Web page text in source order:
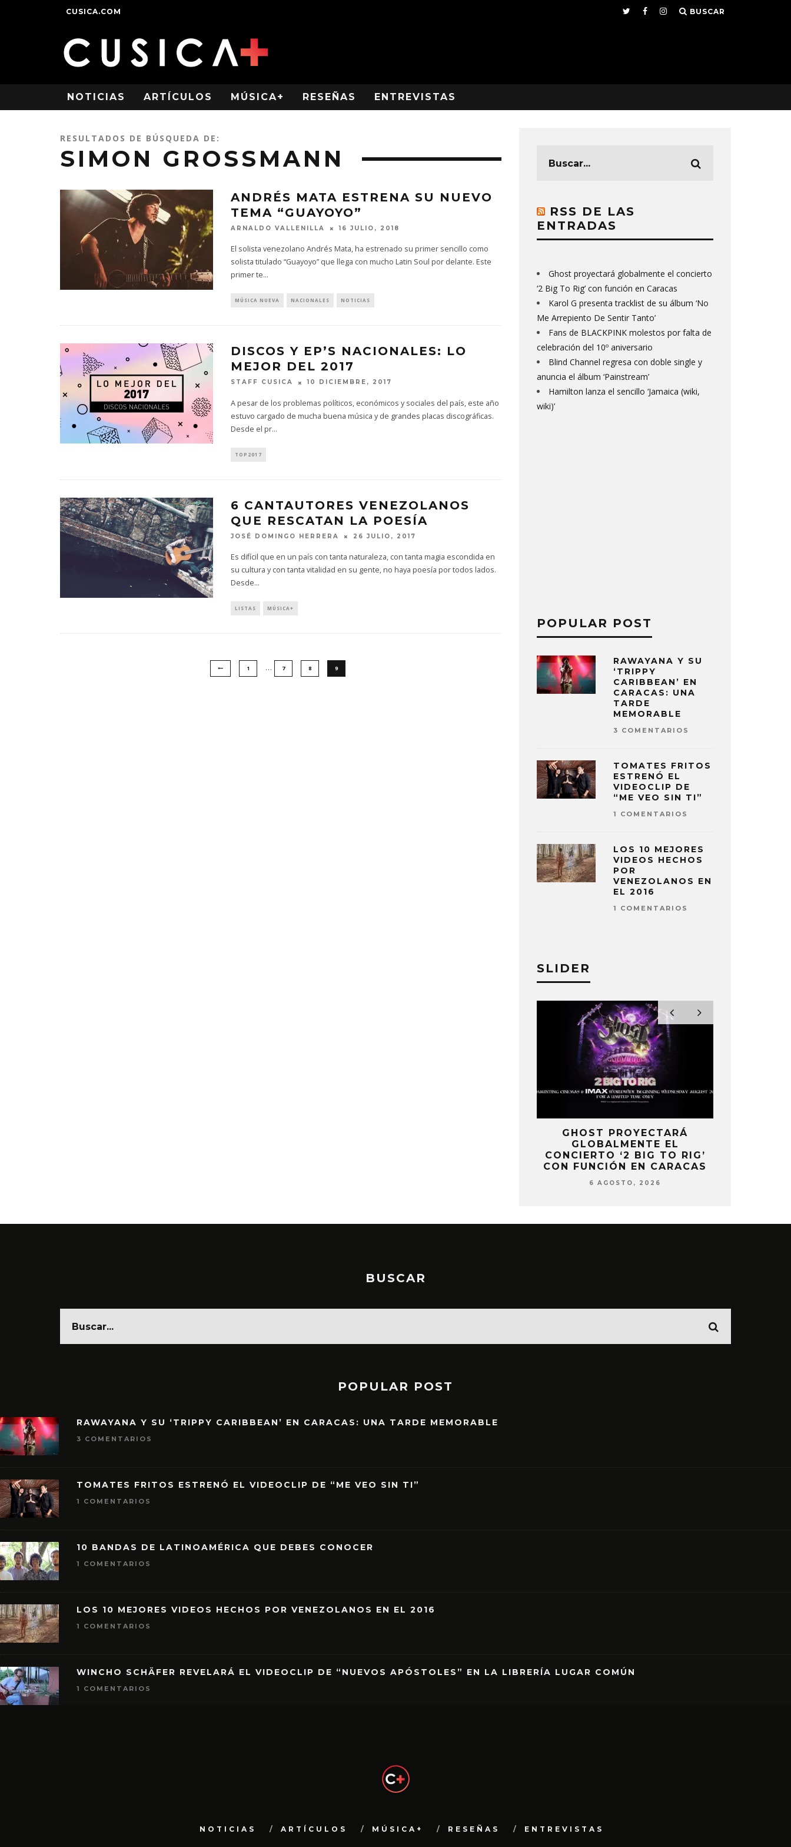
CUSICA.COM BUSCAR
NOTICIAS ARTÍCULOS MÚSICA+ RESEÑAS ENTREVISTAS
RESULTADOS DE BÚSQUEDA DE:
SIMON GROSSMANN
ANDRÉS MATA ESTRENA SU NUEVO
TEMA “GUAYOYO”
ARNALDO VALLENILLA 16 JULIO, 2018
El solista venezolano Andrés Mata, ha estrenado su primer sencillo como
solista titulado “Guayoyo” que llega con mucho Latin Soul por delante. Este
primer te...
MÚSICA NUEVA NACIONALES NOTICIAS
DISCOS Y EP’S NACIONALES: LO
MEJOR DEL 2017
STAFF CUSICA 10 DICIEMBRE, 2017
A pesar de los problemas políticos, económicos y sociales del país, este año
estuvo cargado de mucha buena música y de grandes placas discográficas.
Desde el pr...
TOP2017
6 CANTAUTORES VENEZOLANOS
QUE RESCATAN LA POESÍA
JOSÉ DOMINGO HERRERA 26 JULIO, 2017
Es difícil que en un país con tanta naturaleza, con tanta magia escondida en
su cultura y con tanta vitalidad en su gente, no haya poesía por todos lados.
Desde...
LISTAS MÚSICA+
1 … 7 8 9
RSS DE LAS
ENTRADAS
Ghost proyectará globalmente el concierto
‘2 Big To Rig’ con función en Caracas
Karol G presenta tracklist de su álbum ‘No
Me Arrepiento De Sentir Tanto’
Fans de BLACKPINK molestos por falta de
celebración del 10º aniversario
Blind Channel regresa con doble single y
anuncia el álbum ‘Painstream’
Hamilton lanza el sencillo ‘Jamaica (wiki,
wiki)’
POPULAR POST
RAWAYANA Y SU
‘TRIPPY
CARIBBEAN’ EN
CARACAS: UNA
TARDE
MEMORABLE
3 COMENTARIOS
TOMATES FRITOS
ESTRENÓ EL
VIDEOCLIP DE
“ME VEO SIN TI”
1 COMENTARIOS
LOS 10 MEJORES
VIDEOS HECHOS
POR
VENEZOLANOS EN
EL 2016
1 COMENTARIOS
SLIDER
GHOST PROYECTARÁ
GLOBALMENTE EL
CONCIERTO ‘2 BIG TO RIG’
CON FUNCIÓN EN CARACAS
6 AGOSTO, 2026
BUSCAR
POPULAR POST
RAWAYANA Y SU ‘TRIPPY CARIBBEAN’ EN CARACAS: UNA TARDE MEMORABLE
3 COMENTARIOS
TOMATES FRITOS ESTRENÓ EL VIDEOCLIP DE “ME VEO SIN TI”
1 COMENTARIOS
10 BANDAS DE LATINOAMÉRICA QUE DEBES CONOCER
1 COMENTARIOS
LOS 10 MEJORES VIDEOS HECHOS POR VENEZOLANOS EN EL 2016
1 COMENTARIOS
WINCHO SCHÄFER REVELARÁ EL VIDEOCLIP DE “NUEVOS APÓSTOLES” EN LA LIBRERÍA LUGAR COMÚN
1 COMENTARIOS
NOTICIAS ARTÍCULOS MÚSICA+ RESEÑAS ENTREVISTAS